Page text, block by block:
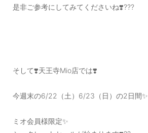
是非ご参考にしてみてくださいね❣️???
そして❣️天王寺Mio店では❣️
今週末の6/22（土）6/23（日）の2日間✨
ミオ会員様限定✨